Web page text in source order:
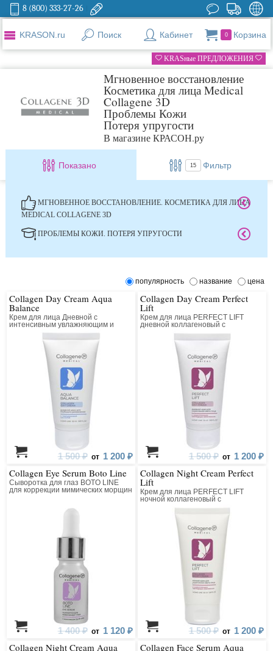
8 (800) 333-27-26
KRASON.ru Поиск Кабинет 0 Корзина
KRASные ПРЕДЛОЖЕНИЯ
Мгновенное восстановление
Косметика для лица Medical
Collagene 3D
Проблемы Кожи
Потеря упругости
В магазине КРАСОН.ру
Показано 15 Фильтр
МГНОВЕННОЕ ВОССТАНОВЛЕНИЕ. КОСМЕТИКА ДЛЯ ЛИЦА
MEDICAL COLLAGENE 3D
ПРОБЛЕМЫ КОЖИ. ПОТЕРЯ УПРУГОСТИ
популярность название цена
Collagen Day Cream Aqua
Balance
Крем для лица Дневной с
интенсивным увлажняющим и
лифтинг действием
1 500 ₽ от 1 200 ₽
Collagen Day Cream Perfect
Lift
Крем для лица PERFECT LIFT
дневной коллагеновый с
матриксилом
1 500 ₽ от 1 200 ₽
Collagen Eye Serum Boto Line
Сыворотка для глаз BOTO LINE
для коррекции мимических морщин
1 400 ₽ от 1 120 ₽
Collagen Night Cream Perfect
Lift
Крем для лица PERFECT LIFT
ночной коллагеновый с
матриксилом
1 500 ₽ от 1 200 ₽
Collagen Night Cream Aqua Collagen Face Serum Aqua